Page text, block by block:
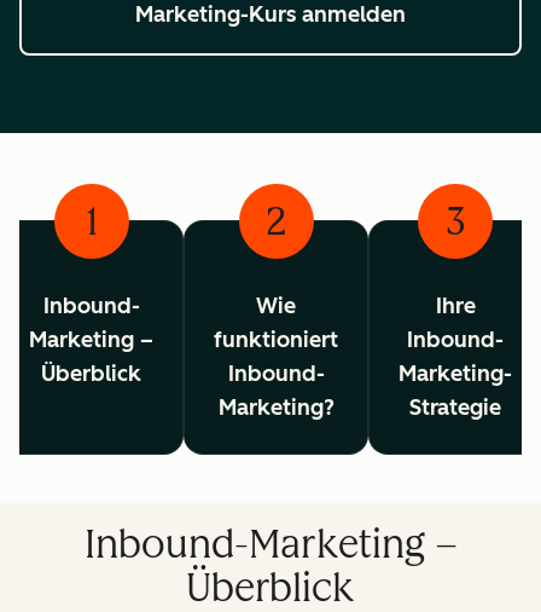
Marketing-Kurs anmelden
1
Inbound-
Marketing –
Überblick
2
Wie
funktioniert
Inbound-
Marketing?
3
Ihre
Inbound-
Marketing-
Strategie
Inbound-Marketing –
Überblick